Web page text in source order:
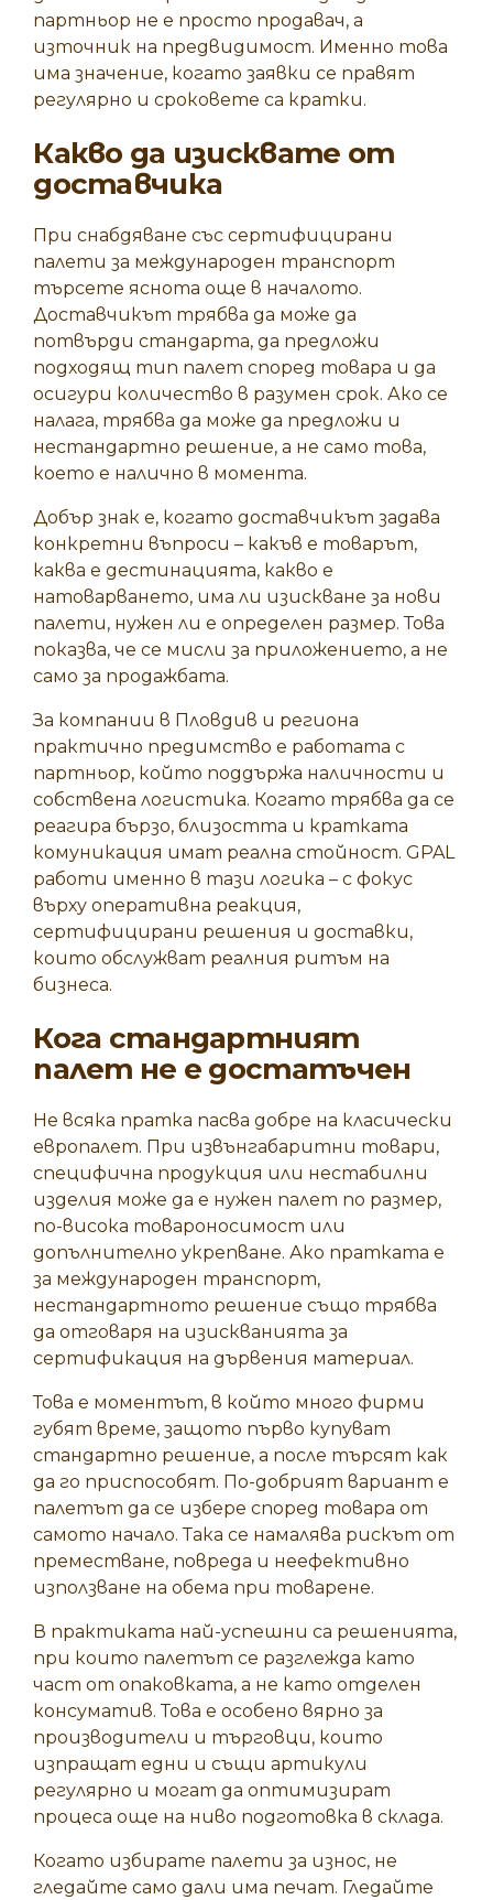
партньор не е просто продавач, а
източник на предвидимост. Именно това
има значение, когато заявки се правят
регулярно и сроковете са кратки.
Какво да изисквате от
доставчика
При снабдяване със сертифицирани
палети за международен транспорт
търсете яснота още в началото.
Доставчикът трябва да може да
потвърди стандарта, да предложи
подходящ тип палет според товара и да
осигури количество в разумен срок. Ако се
налага, трябва да може да предложи и
нестандартно решение, а не само това,
което е налично в момента.
Добър знак е, когато доставчикът задава
конкретни въпроси – какъв е товарът,
каква е дестинацията, какво е
натоварването, има ли изискване за нови
палети, нужен ли е определен размер. Това
показва, че се мисли за приложението, а не
само за продажбата.
За компании в Пловдив и региона
практично предимство е работата с
партньор, който поддържа наличности и
собствена логистика. Когато трябва да се
реагира бързо, близостта и кратката
комуникация имат реална стойност. GPAL
работи именно в тази логика – с фокус
върху оперативна реакция,
сертифицирани решения и доставки,
които обслужват реалния ритъм на
бизнеса.
Кога стандартният
палет не е достатъчен
Не всяка пратка пасва добре на класически
европалет. При извънгабаритни товари,
специфична продукция или нестабилни
изделия може да е нужен палет по размер,
по-висока товароносимост или
допълнително укрепване. Ако пратката е
за международен транспорт,
нестандартното решение също трябва
да отговаря на изискванията за
сертификация на дървения материал.
Това е моментът, в който много фирми
губят време, защото първо купуват
стандартно решение, а после търсят как
да го приспособят. По-добрият вариант е
палетът да се избере според товара от
самото начало. Така се намалява рискът от
преместване, повреда и неефективно
използване на обема при товарене.
В практиката най-успешни са решенията,
при които палетът се разглежда като
част от опаковката, а не като отделен
консуматив. Това е особено вярно за
производители и търговци, които
изпращат едни и същи артикули
регулярно и могат да оптимизират
процеса още на ниво подготовка в склада.
Когато избирате палети за износ, не
гледайте само дали има печат. Гледайте